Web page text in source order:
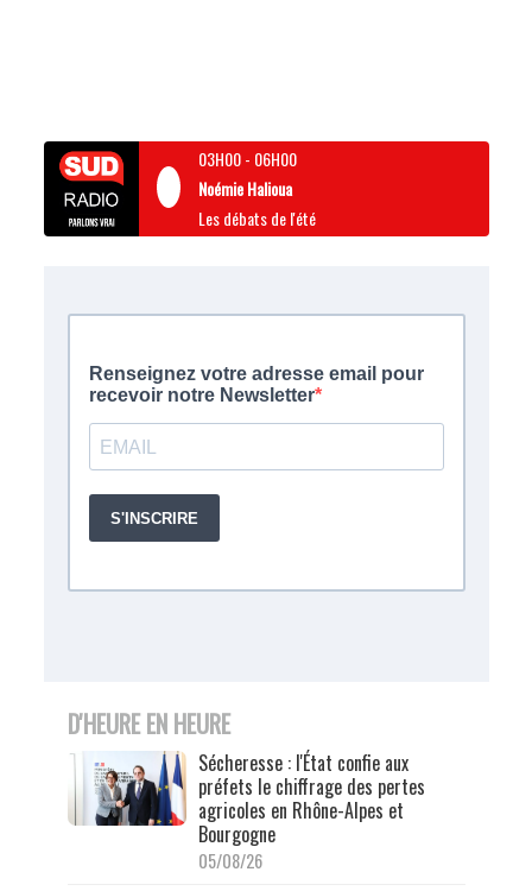
03H00- 06H00
Noémie Halioua
Les débats de l'été
D'HEURE EN HEURE
Sécheresse : l'État confie aux
préfets le chiffrage des pertes
agricoles en Rhône-Alpes et
Bourgogne
05/08/26